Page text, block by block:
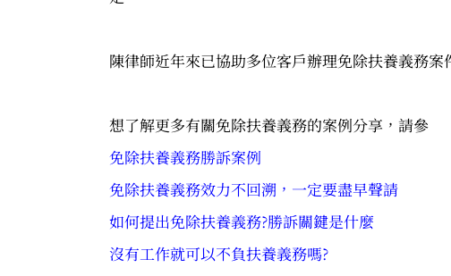
陳律師近年來已協助多位客戶辦理免除扶養義務
想了解更多有關免除扶養義務的案例分享，請參
免除扶養義務勝訴案例
免除扶養義務效力不回溯，一定要盡早聲請
如何提出免除扶養義務?勝訴關鍵是什麼
沒有工作就可以不負扶養義務嗎?